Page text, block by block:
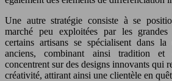
Une autre stratégie consiste à se
marché peu exploitées par les grandes
certains artisans se spécialisent dans la
anciens, combinant ainsi tradition et
concentrent sur des designs innovants qui
créativité, attirant ainsi une clientèle en